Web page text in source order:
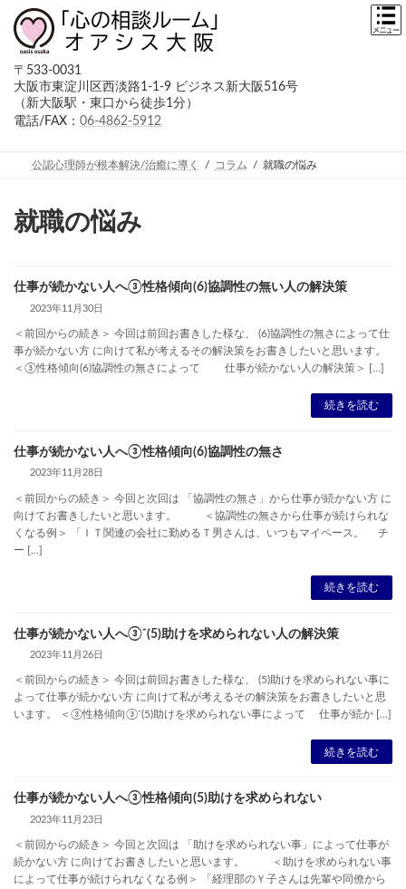
〒533-0031
大阪市東淀川区西淡路1-1-9 ビジネス新大阪516号
（新大阪駅・東口から徒歩1分）
電話/FAX： 06-4862-5912
公認心理師が根本解決/治癒に導く コラム 就職の悩み
就職の悩み
仕事が続かない人へ③性格傾向(6)協調性の無い人の解決策
2023年11月30日
＜前回からの続き＞ 今回は前回お書きした様な、 (6)協調性の無さによって仕
事が続かない方 に向けて私が考えるその解決策をお書きしたいと思います。
＜③性格傾向(6)協調性の無さによって 仕事が続かない人の解決策＞ […]
続きを読む
仕事が続かない人へ③性格傾向(6)協調性の無さ
2023年11月28日
＜前回からの続き＞ 今回と次回は 「協調性の無さ」から仕事が続かない方 に
向けてお書きしたいと思います。 ＜協調性の無さから仕事が続けられな
くなる例＞ 「ＩＴ関連の会社に勤めるＴ男さんは、いつもマイペース。 チ
ー […]
続きを読む
仕事が続かない人へ③⁻(5)助けを求められない人の解決策
2023年11月26日
＜前回からの続き＞ 今回は前回お書きした様な、 (5)助けを求められない事に
よって仕事が続かない方 に向けて私が考えるその解決策をお書きしたいと思
います。 ＜③性格傾向③⁻(5)助けを求められない事によって 仕事が続か […]
続きを読む
仕事が続かない人へ③性格傾向(5)助けを求められない
2023年11月23日
＜前回からの続き＞ 今回と次回は 「助けを求められない事」によって仕事が
続かない方 に向けてお書きしたいと思います。 ＜助けを求められない事
によって仕事が続けられなくなる例＞ 「経理部のＹ子さんは先輩や同僚から